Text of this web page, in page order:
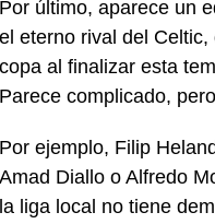
Por último, aparece un
el eterno rival del
copa al finalizar esta
Parece complicado,
Por ejemplo, Filip
Amad Diallo o Alfredo
la liga local no tiene